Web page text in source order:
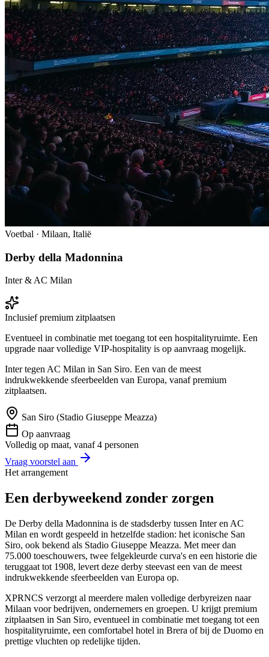
Voetbal · Milaan, Italië
Derby della Madonnina
Inter & AC Milan
Inclusief premium zitplaatsen
Eventueel in combinatie met toegang tot een hospitalityruimte. Een
upgrade naar volledige VIP-hospitality is op aanvraag mogelijk.
Inter tegen AC Milan in San Siro. Een van de meest
indrukwekkende sfeerbeelden van Europa, vanaf premium
zitplaatsen.
San Siro (Stadio Giuseppe Meazza)
Op aanvraag
Volledig op maat, vanaf 4 personen
Vraag voorstel aan
Het arrangement
Een derbyweekend zonder zorgen
De Derby della Madonnina is de stadsderby tussen Inter en AC
Milan en wordt gespeeld in hetzelfde stadion: het iconische San
Siro, ook bekend als Stadio Giuseppe Meazza. Met meer dan
75.000 toeschouwers, twee felgekleurde curva's en een historie die
teruggaat tot 1908, levert deze derby steevast een van de meest
indrukwekkende sfeerbeelden van Europa op.
XPRNCS verzorgt al meerdere malen volledige derbyreizen naar
Milaan voor bedrijven, ondernemers en groepen. U krijgt premium
zitplaatsen in San Siro, eventueel in combinatie met toegang tot een
hospitalityruimte, een comfortabel hotel in Brera of bij de Duomo en
prettige vluchten op redelijke tijden.